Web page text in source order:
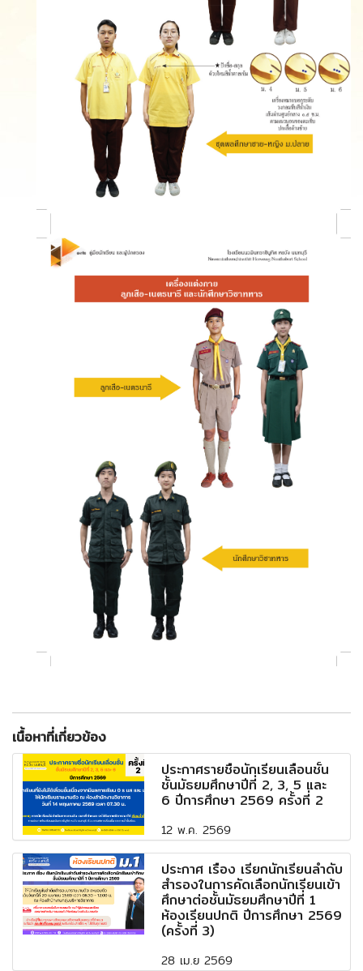
เนื้อหาที่เกี่ยวข้อง
ประกาศรายชื่อนักเรียนเลื่อนชั้น
ชั้นมัธยมศึกษาปีที่ 2, 3, 5 และ
6 ปีการศึกษา 2569 ครั้งที่ 2
12 พ.ค. 2569
ประกาศ เรื่อง เรียกนักเรียนลำดับ
สำรองในการคัดเลือกนักเรียนเข้า
ศึกษาต่อชั้นมัธยมศึกษาปีที่ 1
ห้องเรียนปกติ ปีการศึกษา 2569
(ครั้งที่ 3)
28 เม.ย 2569